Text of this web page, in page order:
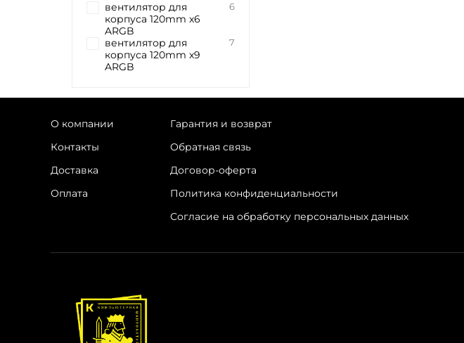
вентилятор для
корпуса 120mm x6
ARGB
6
вентилятор для
корпуса 120mm x9
ARGB
7
О компании
Контакты
Доставка
Оплата
Гарантия и возврат
Обратная связь
Договор-оферта
Политика конфиденциальности
Согласие на обработку персональных данных